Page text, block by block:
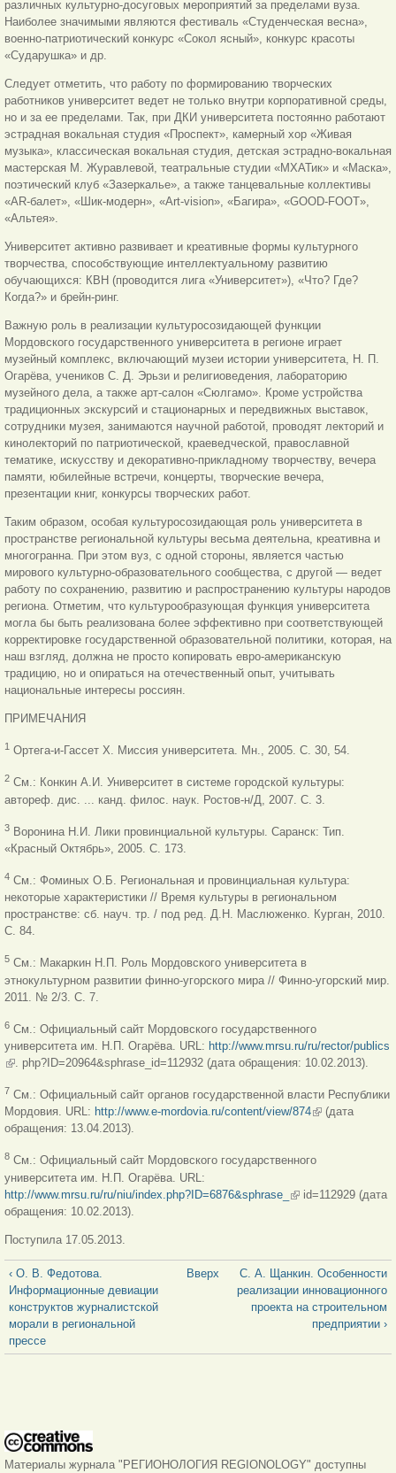
различных культурно-досуговых мероприятий за пределами вуза.
Наиболее значимыми являются фестиваль «Студенческая весна»,
военно-патриотический конкурс «Сокол ясный», конкурс красоты
«Сударушка» и др.
Следует отметить, что работу по формированию творческих
работников университет ведет не только внутри корпоративной среды,
но и за ее пределами. Так, при ДКИ университета постоянно работают
эстрадная вокальная студия «Проспект», камерный хор «Живая
музыка», классическая вокальная студия, детская эстрадно-вокальная
мастерская М. Журавлевой, театральные студии «МXАТик» и «Маска»,
поэтический клуб «Зазеркалье», а также танцевальные коллективы
«AR-балет», «Шик-модерн», «Art-vision», «Багира», «GOOD-FOOT»,
«Альтея».
Университет активно развивает и креативные формы культурного
творчества, способствующие интеллектуальному развитию
обучающихся: КВН (проводится лига «Университет»), «Что? Где?
Когда?» и брейн-ринг.
Важную роль в реализации культуросозидающей функции
Мордовского государственного университета в регионе играет
музейный комплекс, включающий музеи истории университета, Н. П.
Огарёва, учеников С. Д. Эрьзи и религиоведения, лабораторию
музейного дела, а также арт-салон «Сюлгамо». Кроме устройства
традиционных экскурсий и стационарных и передвижных выставок,
сотрудники музея, занимаются научной работой, проводят лекторий и
кинолекторий по патриотической, краеведческой, православной
тематике, искусству и декоративно-прикладному творчеству, вечера
памяти, юбилейные встречи, концерты, творческие вечера,
презентации книг, конкурсы творческих работ.
Таким образом, особая культуросозидающая роль университета в
пространстве региональной культуры весьма деятельна, креативна и
многогранна. При этом вуз, с одной стороны, является частью
мирового культурно-образовательного сообщества, с другой — ведет
работу по сохранению, развитию и распространению культуры народов
региона. Отметим, что культурообразующая функция университета
могла бы быть реализована более эффективно при соответствующей
корректировке государственной образовательной политики, которая, на
наш взгляд, должна не просто копировать евро-американскую
традицию, но и опираться на отечественный опыт, учитывать
национальные интересы россиян.
ПРИМЕЧАНИЯ
1 Ортега-и-Гассет X. Миссия университета. Мн., 2005. С. 30, 54.
2 См.: Конкин А.И. Университет в системе городской культуры:
автореф. дис. ... канд. филос. наук. Ростов-н/Д, 2007. С. 3.
3 Воронина Н.И. Лики провинциальной культуры. Саранск: Тип.
«Красный Октябрь», 2005. С. 173.
4 См.: Фоминых О.Б. Региональная и провинциальная культура:
некоторые характеристики // Время культуры в региональном
пространстве: сб. науч. тр. / под ред. Д.Н. Маслюженко. Курган, 2010.
С. 84.
5 См.: Макаркин Н.П. Роль Мордовского университета в
этнокультурном развитии финно-угорского мира // Финно-угорский мир.
2011. № 2/3. С. 7.
6 См.: Официальный сайт Мордовского государственного
университета им. Н.П. Огарёва. URL: http://www.mrsu.ru/ru/rector/publics
(внешняя ссылка)
. php?ID=20964&sphrase_id=112932 (дата обращения: 10.02.2013).
7 См.: Официальный сайт органов государственной власти Республики
Мордовия. URL: http://www.e-mordovia.ru/content/view/874(внешняя
(дата
обращения: 13.04.2013).
8 См.: Официальный сайт Мордовского государственного
университета им. Н.П. Огарёва. URL:
http://www.mrsu.ru/ru/niu/index.php?ID=6876&sphrase_ (внешняя ссылка)
id=112929 (дата
обращения: 10.02.2013).
Поступила 17.05.2013.
‹ О. В. Федотова.
Информационные девиации
конструктов журналистской
морали в региональной
прессе
Вверх
С. А. Щанкин. Особенности
реализации инновационного
проекта на строительном
предприятии ›
Материалы журнала "РЕГИОНОЛОГИЯ REGIONOLOGY" доступны